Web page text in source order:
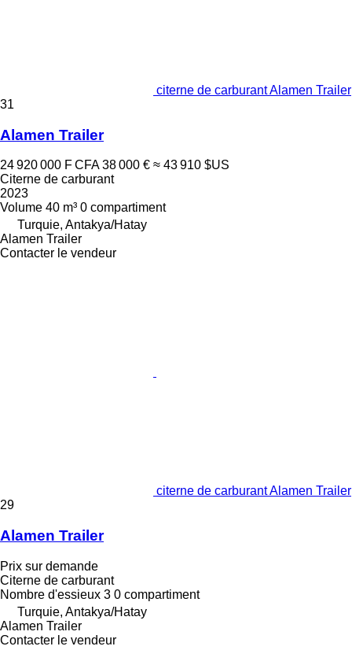
citerne de carburant Alamen Trailer
31
Alamen Trailer
24 920 000 F CFA 38 000 € ≈ 43 910 $US
Citerne de carburant
2023
Volume 40 m³ 0 compartiment
Turquie, Antakya/Hatay
Alamen Trailer
Contacter le vendeur
citerne de carburant Alamen Trailer
29
Alamen Trailer
Prix sur demande
Citerne de carburant
Nombre d'essieux 3 0 compartiment
Turquie, Antakya/Hatay
Alamen Trailer
Contacter le vendeur